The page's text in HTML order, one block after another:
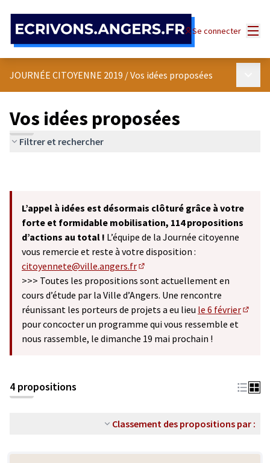
Se connecter
JOURNÉE CITOYENNE 2019 /Vos idées proposées
Vos idées proposées
Filtrer et rechercher
L’appel à idées est désormais clôturé grâce à votre
forte et formidable mobilisation, 114 propositions
d’actions au total ! L’équipe de la Journée citoyenne
vous remercie et reste à votre disposition :
citoyennete@ville.angers.fr
(S'ouvre dans un nouvel onglet)
>>> Toutes les propositions sont actuellement en
cours d’étude par la Ville d’Angers. Une rencontre
réunissant les porteurs de projets a eu lieu le 6 février
pour concocter un programme qui vous ressemble et
nous rassemble, le dimanche 19 mai prochain !
4 propositions
Classement des propositions par :